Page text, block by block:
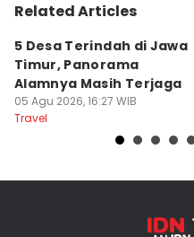
Related Articles
5 Desa Terindah di Jawa
Timur, Panorama
Alamnya Masih Terjaga
05 Agu 2026, 16:27 WIB
Travel